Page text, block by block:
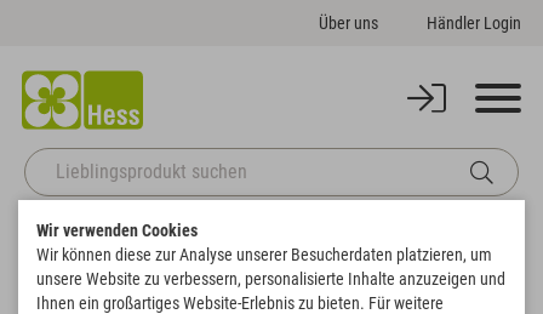
Über uns Händler Login
Startseite Gefäße Tabletts
Zurück zur Artikelübersicht
Wir verwenden Cookies
Wir können diese zur Analyse unserer Besucherdaten platzieren, um
unsere Website zu verbessern, personalisierte Inhalte anzuzeigen und
Ihnen ein großartiges Website-Erlebnis zu bieten. Für weitere